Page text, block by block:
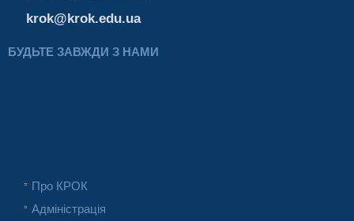
krok@krok.edu.ua
БУДЬТЕ ЗАВЖДИ З НАМИ
Про КРОК
Адміністрація